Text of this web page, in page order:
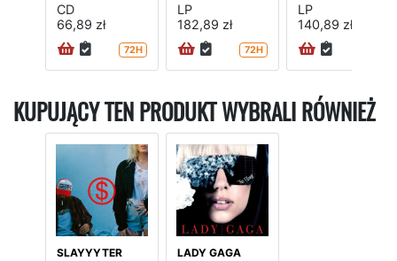
CD
66,89 zł
72H
LP
182,89 zł
72H
LP
140,89 zł
KUPUJĄCY TEN PRODUKT WYBRALI RÓWNIEŻ
SLAYYYTER
LADY GAGA